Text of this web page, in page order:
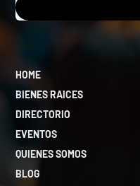
HOME
BIENES RAICES
DIRECTORIO
EVENTOS
QUIENES SOMOS
BLOG